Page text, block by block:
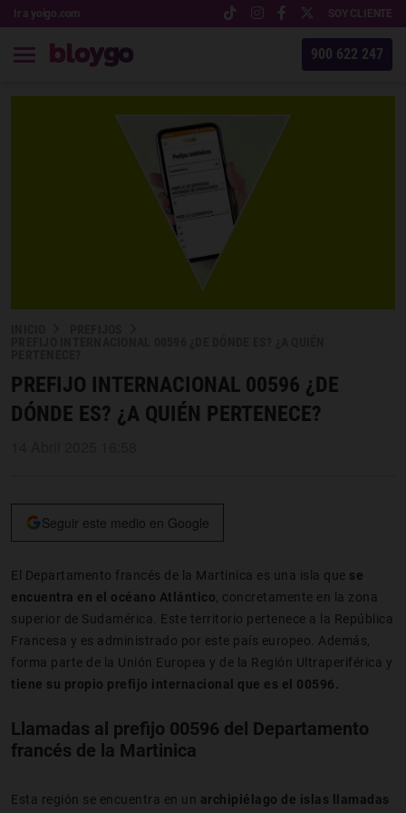
Ir a yoigo.com SOY CLIENTE
900 622 247
PREFIJO INTERNACIONAL 00596 ¿DE
DÓNDE ES? ¿A QUIÉN PERTENECE?
Seguir este medio en Google
El Departamento francés de la Martinica es una isla que se
encuentra en el océano Atlántico, concretamente en la zona
superior de Sudamérica. Este territorio pertenece a la República
Francesa y es administrado por este país europeo. Además,
forma parte de la Unión Europea y de la Región Ultraperiférica y
tiene su propio prefijo internacional que es el 00596.
Llamadas al prefijo 00596 del Departamento
francés de la Martinica
Esta región se encuentra en un archipiélago de islas llamadas